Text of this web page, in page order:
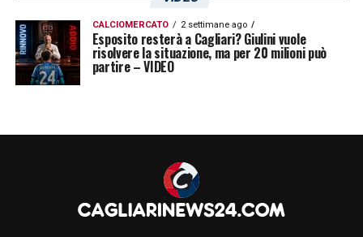
CALCIOMERCATO 2 settimane ago
Esposito resterà a Cagliari? Giulini vuole
risolvere la situazione, ma per 20 milioni può
partire – VIDEO